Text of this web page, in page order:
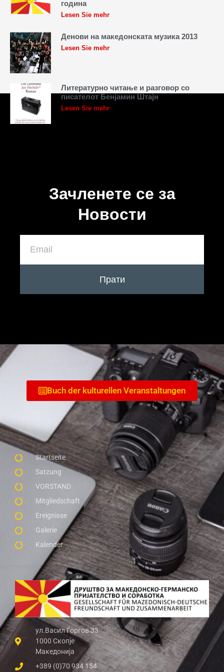
година
Lesen Sie mehr
Денови на македонската музика 2013
Lesen Sie mehr
Литературно читање и разговор со
писателот Бенјамин Штајн
Lesen Sie mehr
Зачленете се за
Новости
Прати
ул.Васил Ѓоргов 33
1000 Скопје
Македонија
+389 (0)70 934 154
Startseite
Satzung
VORSTAND
Mitgliedschaft
Ereignisse
Galerie
Kalender
Buch der kulturellen Veranstaltungen